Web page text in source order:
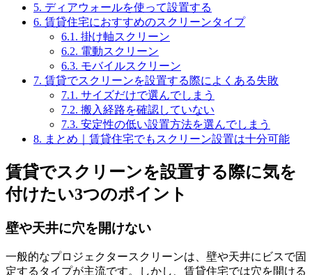
5. ディアウォールを使って設置する
6. 賃貸住宅におすすめのスクリーンタイプ
6.1. 掛け軸スクリーン
6.2. 電動スクリーン
6.3. モバイルスクリーン
7. 賃貸でスクリーンを設置する際によくある失敗
7.1. サイズだけで選んでしまう
7.2. 搬入経路を確認していない
7.3. 安定性の低い設置方法を選んでしまう
8. まとめ｜賃貸住宅でもスクリーン設置は十分可能
賃貸でスクリーンを設置する際に気を
付けたい3つのポイント
壁や天井に穴を開けない
一般的なプロジェクタースクリーンは、壁や天井にビスで固
定するタイプが主流です。しかし、賃貸住宅では穴を開ける